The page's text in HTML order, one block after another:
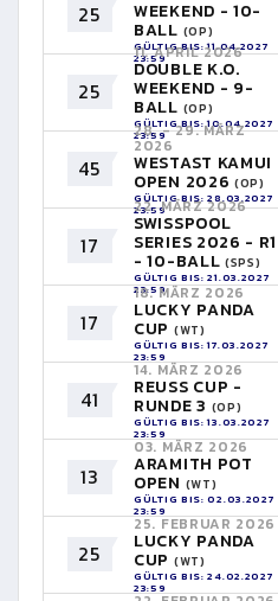
25 WEEKEND - 10-
BALL (OP)
GÜLTIG BIS: 11.04.2027
23:59
25
11. APRIL 2026
DOUBLE K.O.
WEEKEND - 9-
BALL (OP)
GÜLTIG BIS: 10.04.2027
23:59
45
28. - 29. MÄRZ
2026
WESTAST KAMUI
OPEN 2026 (OP)
GÜLTIG BIS: 28.03.2027
23:59
17
22. MÄRZ 2026
SWISSPOOL
SERIES 2026 - R1
- 10-BALL (SPS)
GÜLTIG BIS: 21.03.2027
23:59
17
18. MÄRZ 2026
LUCKY PANDA
CUP (WT)
GÜLTIG BIS: 17.03.2027
23:59
41
14. MÄRZ 2026
REUSS CUP -
RUNDE 3 (OP)
GÜLTIG BIS: 13.03.2027
23:59
13
03. MÄRZ 2026
ARAMITH POT
OPEN (WT)
GÜLTIG BIS: 02.03.2027
23:59
25
25. FEBRUAR 2026
LUCKY PANDA
CUP (WT)
GÜLTIG BIS: 24.02.2027
23:59